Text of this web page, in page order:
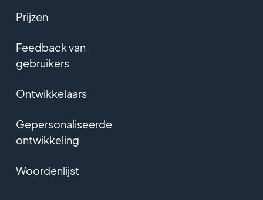
Prijzen
Feedback van
gebruikers
Ontwikkelaars
Gepersonaliseerde
ontwikkeling
Woordenlijst